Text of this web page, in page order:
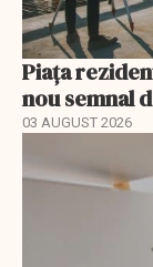
Piața
nou semnal
03 AUGUST 2026